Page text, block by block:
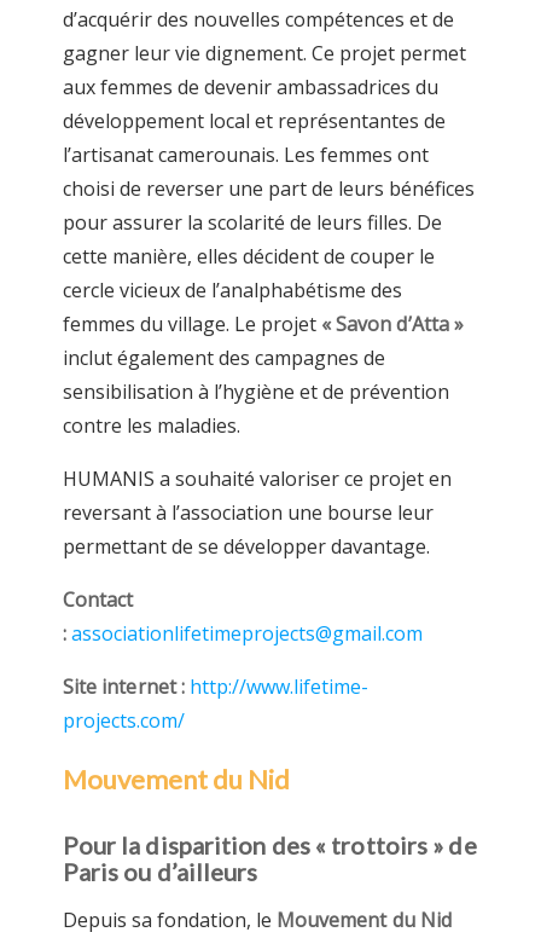
d’acquérir des nouvelles compétences et de
gagner leur vie dignement. Ce projet permet
aux femmes de devenir ambassadrices du
développement local et représentantes de
l’artisanat camerounais. Les femmes ont
choisi de reverser une part de leurs bénéfices
pour assurer la scolarité de leurs filles. De
cette manière, elles décident de couper le
cercle vicieux de l’analphabétisme des
femmes du village. Le projet « Savon d’Atta »
inclut également des campagnes de
sensibilisation à l’hygiène et de prévention
contre les maladies.
HUMANIS a souhaité valoriser ce projet en
reversant à l’association une bourse leur
permettant de se développer davantage.
Contact
:associationlifetimeprojects@gmail.com
Site internet : http://www.lifetime-
projects.com/
Mouvement du Nid
Pour la disparition des « trottoirs » de
Paris ou d’ailleurs
Depuis sa fondation, le Mouvement du Nid